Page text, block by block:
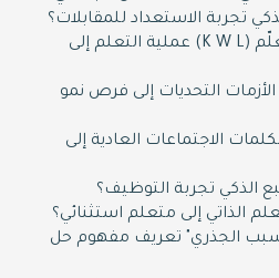
تجربة الاستعداد للمقابلات؟
كيف يحول جدول التعلّم (K W L) عملية التعلم إلى
التحديات إلى فرص نمو
الاجتماعات العادية إلى
الذكي تجربة التوظيف؟
الذاتي إلى متعلم استثنائي؟
الجذري" تعريف مفهوم حل